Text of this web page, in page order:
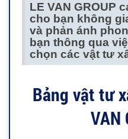
LE VAN GROUP
cho bạn không
và phản ánh
bạn thông qua
chọn các vật tư
Bảng vật tư
VAN